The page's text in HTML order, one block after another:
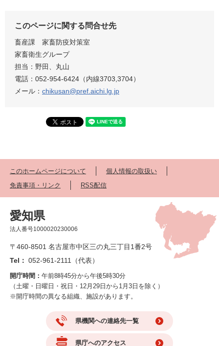
このページに関する問合せ先
畜産課 家畜防疫対策室
家畜衛生グループ
担当：野田、丸山
電話：052-954-6424（内線3703,3704）
メール： chikusan@pref.aichi.lg.jp
このホームページについて
個人情報の取扱い
免責事項・リンク
RSS配信
愛知県
法人番号1000020230006
〒460-8501 名古屋市中区三の丸三丁目1番2号
Tel： 052-961-2111（代表）
開庁時間： 午前8時45分から午後5時30分
（土曜・日曜日・祝日・12月29日から1月3日を除く）
※開庁時間の異なる組織、施設があります。
県機関への連絡先一覧
県庁へのアクセス